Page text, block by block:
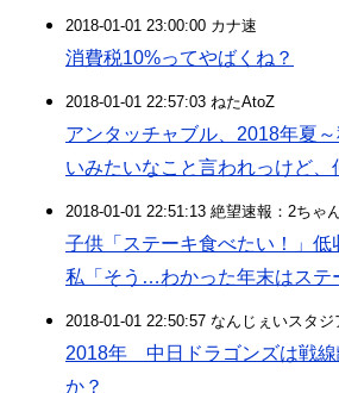
2018-01-01 23:00:00 カナ速
消費税10%ってやばくね？
2018-01-01 22:57:03 ねたAtoZ
アンタッチャブル、2018年夏
いみたいなこと言われっけど、
2018-01-01 22:51:13 絶望速報：2ちゃ
子供「ステーキ食べたい！」低
私「そう…わかった年末はステ
2018-01-01 22:50:57 なんじぇいスタ
2018年 中日ドラゴンズは戦線
か？